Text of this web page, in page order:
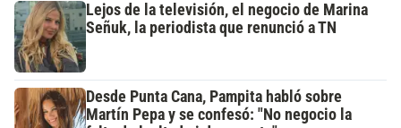
Lejos de la televisión, el negocio de Marina
Señuk, la periodista que renunció a TN
Desde Punta Cana, Pampita habló sobre
Martín Pepa y se confesó: "No negocio la